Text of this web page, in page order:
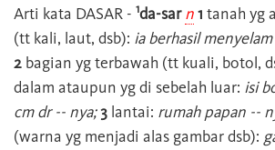
Arti kata DASAR - 1da-sar n1 tanah yg
(tt kali, laut, dsb): ia berhasil
2 bagian yg terbawah (tt kuali, botol,
dalam ataupun yg di sebelah luar: isi
cm dr -- nya;3 lantai: rumah papan --
(warna yg menjadi alas gambar dsb):